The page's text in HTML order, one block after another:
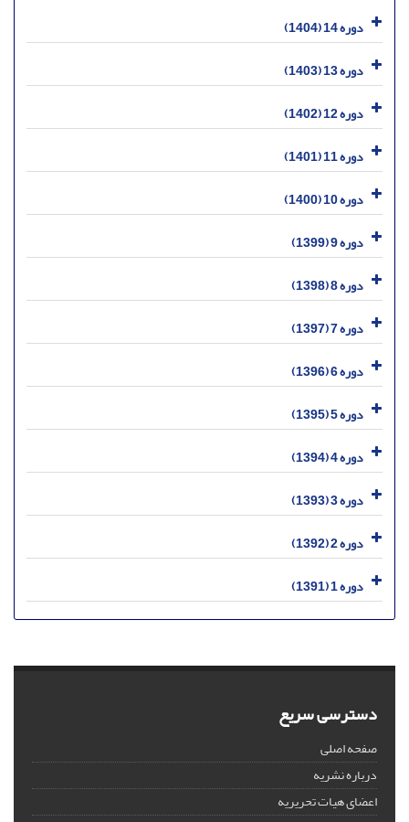
دوره 14 (1404)
دوره 13 (1403)
دوره 12 (1402)
دوره 11 (1401)
دوره 10 (1400)
دوره 9 (1399)
دوره 8 (1398)
دوره 7 (1397)
دوره 6 (1396)
دوره 5 (1395)
دوره 4 (1394)
دوره 3 (1393)
دوره 2 (1392)
دوره 1 (1391)
دسترسی سریع
صفحه اصلی
درباره نشریه
اعضای هیات تحریریه